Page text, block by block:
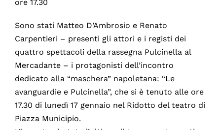
ore 17.30
Sono stati Matteo D’Ambrosio e Renato
Carpentieri – presenti gli attori e i registi dei
quattro spettacoli della rassegna Pulcinella al
Mercadante – i protagonisti dell’incontro
dedicato alla “maschera” napoletana: “Le
avanguardie e Pulcinella”, che si è tenuto alle ore
17.30 di lunedì 17 gennaio nel Ridotto del teatro di
Piazza Municipio.